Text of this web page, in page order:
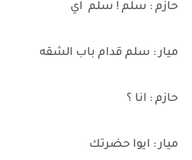
حازم : سلم ! سلم اي
ميار : سلم قدام باب الشقه
حازم : انا ؟
ميار : ايوا حضرتك